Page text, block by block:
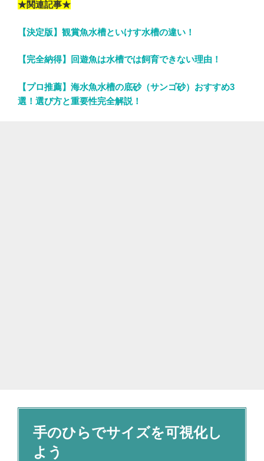
★関連記事★
【決定版】観賞魚水槽といけす水槽の違い！
【完全納得】回遊魚は水槽では飼育できない理由！
【プロ推薦】海水魚水槽の底砂（サンゴ砂）おすすめ3
選！選び方と重要性完全解説！
手のひらでサイズを可視化し
よう